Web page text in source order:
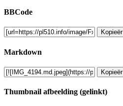
BBCode
Kopieër
Markdown
Kopieër
Thumbnail afbeelding (gelinkt)